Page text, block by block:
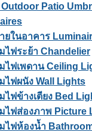
Patio
ยในอาคาร
ไฟระย้า Chandelier
ไฟเพดาน Ceiling
ไฟผนัง Wall Lights
ไฟข้างเตียง Bed
ไฟส่องภาพ Picture
ไฟห้องน้ำ